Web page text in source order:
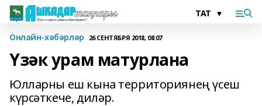
Онлайн-хәбәрләр 26 СЕНТЯБРЯ 2018, 08:07
Үзәк урам матурлана
Юлларны еш кына территориянең үсеш
күрсәткече, диләр.